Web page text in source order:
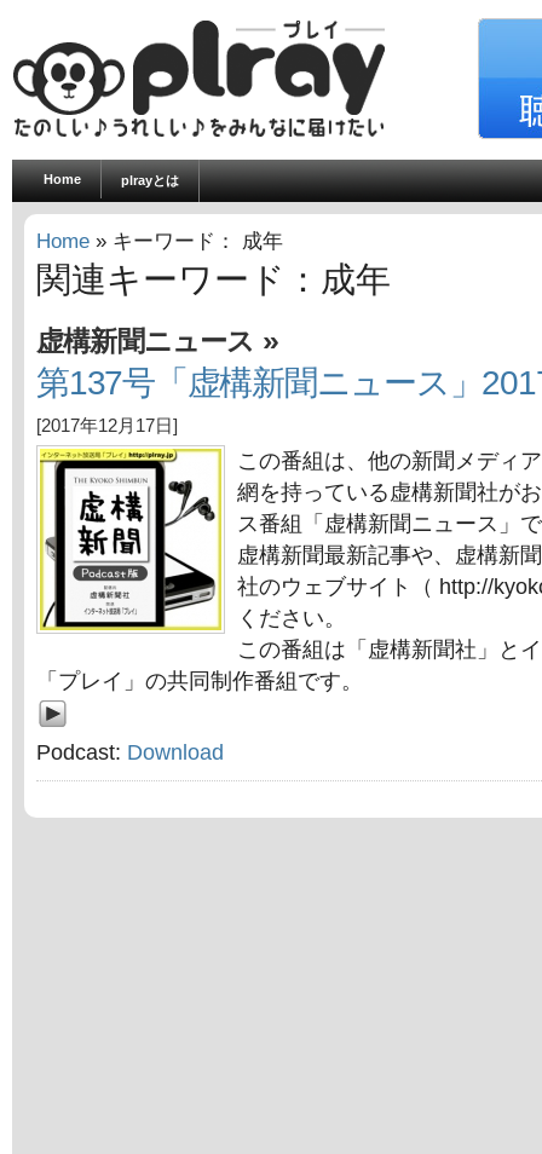
Home plrayとは
Home » キーワード： 成年
関連キーワード：成年
虚構新聞ニュース »
第137号「虚構新聞ニュース」
[2017年12月17日]
この番組は、他の新聞メディ
網を持っている虚構新聞社が
ス番組「虚構新聞ニュース」
虚構新聞最新記事や、虚構新
社のウェブサイト（ http://
ください。
この番組は「虚構新聞社」と
「プレイ」の共同制作番組です。
Podcast: Download